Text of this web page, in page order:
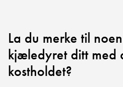
La du merke til
kjæledyret ditt med
kostholdet?